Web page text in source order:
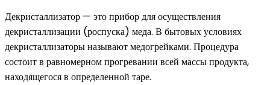
Декристаллизатор — это прибор для осуществления
декристаллизации (роспуска) меда. В бытовых условиях
декристаллизаторы называют медогрейками. Процедура
состоит в равномерном прогревании всей массы продукта,
находящегося в определенной таре.